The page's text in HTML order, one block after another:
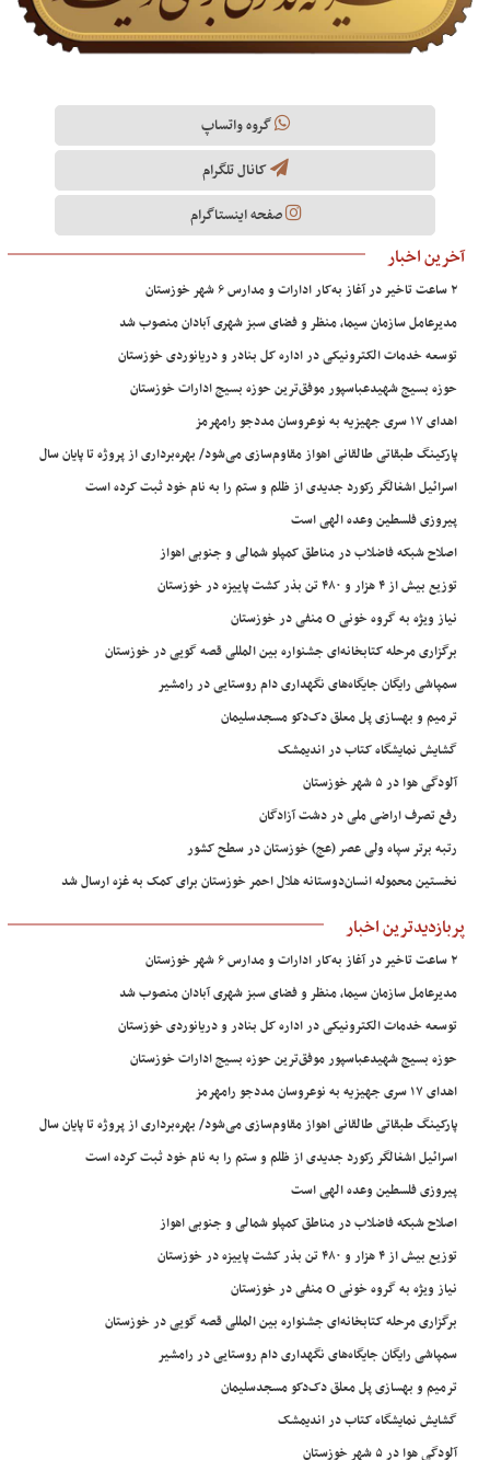
گروه واتساپ
کانال تلگرام
صفحه اینستاگرام
آخرین اخبار
۲ ساعت تاخیر در آغاز به‌کار ادارات و مدارس ۶ شهر خوزستان
مدیرعامل سازمان سیما، منظر و فضای سبز شهری آبادان منصوب شد
توسعه خدمات الکترونیکی در اداره کل بنادر و دریانوردی خوزستان
حوزه بسیج شهیدعباسپور موفق‌ترین حوزه بسیج ادارات خوزستان
اهدای ۱۷ سری جهیزیه به نوعروسان مددجو رامهرمز
پارکینگ طبقاتی طالقانی اهواز مقاوم‌سازی می‌شود/ بهره‌برداری از پروژه تا پایان سال
اسرائیل اشغالگر رکورد جدیدی از ظلم و ستم را به نام خود ثبت کرده است
پیروزی فلسطین وعده الهی است
اصلاح شبکه فاضلاب در مناطق کمپلو شمالی و جنوبی اهواز
توزیع بیش از ۴ هزار و ۴۸۰ تن بذر کشت پاییزه در خوزستان
نیاز ویژه به گروه خونی O منفی در خوزستان
برگزاری مرحله کتابخانه‌ای جشنواره بین المللی قصه گویی در خوزستان
سمپاشی رایگان جایگاه‌های نگهداری دام روستایی در رامشیر
ترمیم و بهسازی پل معلق دک‌دکو مسجدسلیمان
گشایش نمایشگاه کتاب در اندیمشک
آلودگی هوا در ۵ شهر خوزستان
رفع تصرف اراضی ملی در دشت آزادگان
رتبه برتر سپاه ولی عصر (عج) خوزستان در سطح کشور
نخستین محموله انسان‌دوستانه هلال احمر خوزستان برای کمک به غزه ارسال شد
پربازدیدترین اخبار
۲ ساعت تاخیر در آغاز به‌کار ادارات و مدارس ۶ شهر خوزستان
مدیرعامل سازمان سیما، منظر و فضای سبز شهری آبادان منصوب شد
توسعه خدمات الکترونیکی در اداره کل بنادر و دریانوردی خوزستان
حوزه بسیج شهیدعباسپور موفق‌ترین حوزه بسیج ادارات خوزستان
اهدای ۱۷ سری جهیزیه به نوعروسان مددجو رامهرمز
پارکینگ طبقاتی طالقانی اهواز مقاوم‌سازی می‌شود/ بهره‌برداری از پروژه تا پایان سال
اسرائیل اشغالگر رکورد جدیدی از ظلم و ستم را به نام خود ثبت کرده است
پیروزی فلسطین وعده الهی است
اصلاح شبکه فاضلاب در مناطق کمپلو شمالی و جنوبی اهواز
توزیع بیش از ۴ هزار و ۴۸۰ تن بذر کشت پاییزه در خوزستان
نیاز ویژه به گروه خونی O منفی در خوزستان
برگزاری مرحله کتابخانه‌ای جشنواره بین المللی قصه گویی در خوزستان
سمپاشی رایگان جایگاه‌های نگهداری دام روستایی در رامشیر
ترمیم و بهسازی پل معلق دک‌دکو مسجدسلیمان
گشایش نمایشگاه کتاب در اندیمشک
آلودگی هوا در ۵ شهر خوزستان